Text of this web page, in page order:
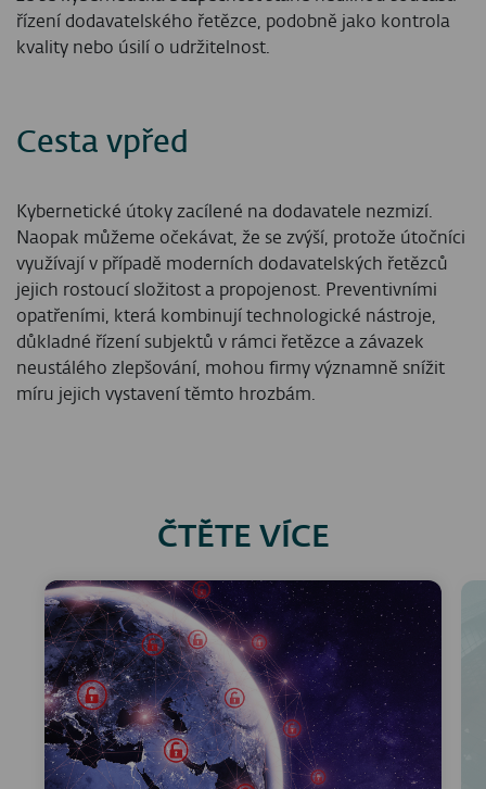
řízení dodavatelského řetězce, podobně jako kontrola
kvality nebo úsilí o udržitelnost.
Cesta vpřed
Kybernetické útoky zacílené na dodavatele nezmizí.
Naopak můžeme očekávat, že se zvýší, protože útočníci
využívají v případě moderních dodavatelských řetězců
jejich rostoucí složitost a propojenost. Preventivními
opatřeními, která kombinují technologické nástroje,
důkladné řízení subjektů v rámci řetězce a závazek
neustálého zlepšování, mohou firmy významně snížit
míru jejich vystavení těmto hrozbám.
ČTĚTE VÍCE